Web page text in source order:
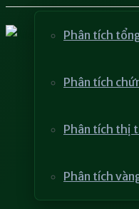
Phân tích
Phân tích
Phân tích thị
Phân tích